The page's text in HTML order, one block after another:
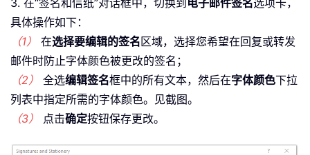
3. 在“签名和信纸”对话框中，切换到 电子邮件签名选项卡，
具体操作如下：
（1）
在选择要编辑的签名区域，选择您希望在回复或转发
邮件时防止字体颜色被更改的签名；
（2）
全选编辑签名框中的所有文本，然后在字体颜色下拉
列表中指定所需的字体颜色。见截图。
（3）
点击确定按钮保存更改。